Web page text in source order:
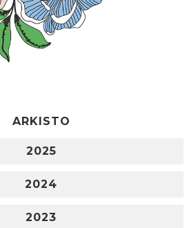
ARKISTO
2025
2024
2023